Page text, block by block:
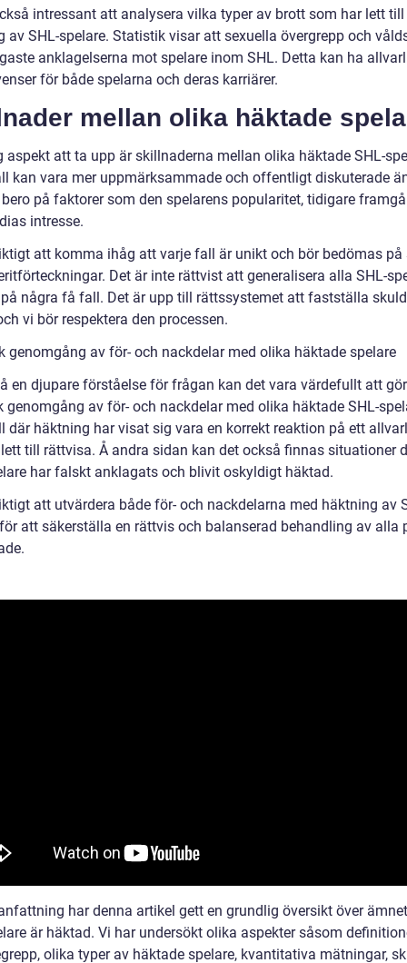
intressant att analysera vilka typer av brott som har lett till
av SHL-spelare. Statistik visar att sexuella övergrepp och
anklagelserna mot spelare inom SHL. Detta kan ha
för både spelarna och deras karriärer.
mellan olika häktade
aspekt att ta upp är skillnaderna mellan olika häktade SHL-
kan vara mer uppmärksammade och offentligt diskuterade
på faktorer som den spelarens popularitet, tidigare
intresse.
att komma ihåg att varje fall är unikt och bör bedömas på
Det är inte rättvist att generalisera alla SHL-
några få fall. Det är upp till rättssystemet att fastställa
vi bör respektera den processen.
genomgång av för- och nackdelar med olika häktade spelare
en djupare förståelse för frågan kan det vara värdefullt att
genomgång av för- och nackdelar med olika häktade SHL-
där häktning har visat sig vara en korrekt reaktion på ett
till rättvisa. Å andra sidan kan det också finnas situationer
har falskt anklagats och blivit oskyldigt häktad.
att utvärdera både för- och nackdelarna med häktning av
att säkerställa en rättvis och balanserad behandling av alla
har denna artikel gett en grundlig översikt över
är häktad. Vi har undersökt olika aspekter såsom
olika typer av häktade spelare, kvantitativa mätningar,